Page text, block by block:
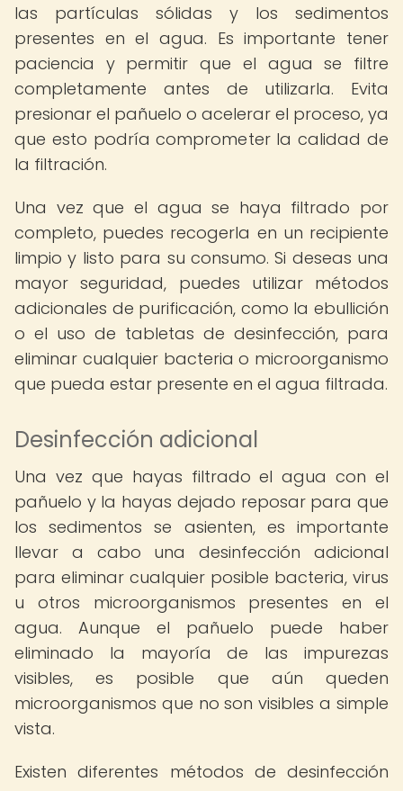
las partículas sólidas y los sedimentos
presentes en el agua. Es importante tener
paciencia y permitir que el agua se filtre
completamente antes de utilizarla. Evita
presionar el pañuelo o acelerar el proceso, ya
que esto podría comprometer la calidad de
la filtración.
Una vez que el agua se haya filtrado por
completo, puedes recogerla en un recipiente
limpio y listo para su consumo. Si deseas una
mayor seguridad, puedes utilizar métodos
adicionales de purificación, como la ebullición
o el uso de tabletas de desinfección, para
eliminar cualquier bacteria o microorganismo
que pueda estar presente en el agua filtrada.
Desinfección adicional
Una vez que hayas filtrado el agua con el
pañuelo y la hayas dejado reposar para que
los sedimentos se asienten, es importante
llevar a cabo una desinfección adicional
para eliminar cualquier posible bacteria, virus
u otros microorganismos presentes en el
agua. Aunque el pañuelo puede haber
eliminado la mayoría de las impurezas
visibles, es posible que aún queden
microorganismos que no son visibles a simple
vista.
Existen diferentes métodos de desinfección